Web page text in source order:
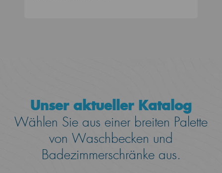
Unser aktueller Katalog
Wählen Sie aus einer breiten Palette
von Waschbecken und
Badezimmerschränke aus.